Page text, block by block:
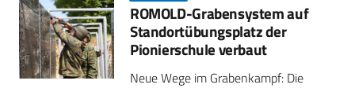
ROMOLD-Grabensystem auf
Standortübungsplatz der
Pionierschule verbaut
Neue Wege im Grabenkampf: Die